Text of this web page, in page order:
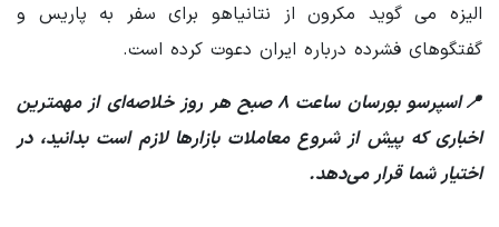
الیزه می گوید مکرون از نتانیاهو برای سفر به پاریس و
گفتگوهای فشرده درباره ایران دعوت کرده است.
📍اسپرسو بورسان ساعت ۸ صبح هر روز خلاصه‌ای از مهمترین
اخباری که پیش از شروع معاملات بازارها لازم است بدانید، در
اختیار شما قرار می‌دهد.